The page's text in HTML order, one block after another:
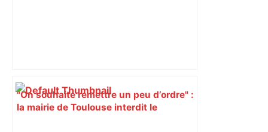
"On souhaite remettre un peu d’ordre" :
la mairie de Toulouse interdit le